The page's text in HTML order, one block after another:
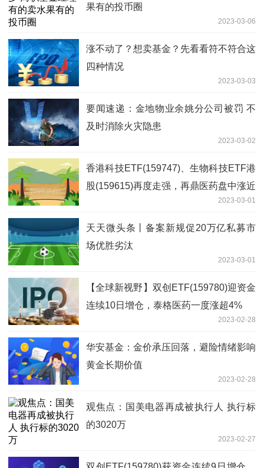
果有的投币圈
2023-03-06
涨不动了？想卖基金？先看看符不符合这
四种情况
2023-03-03
要闻速递：金地物业余姚分公司被罚 不
及时消除火灾隐患
2023-03-02
香港科技ETF(159747)、生物科技ETF港
股(159615)再度走强，再鼎医药盘中涨近
2023-03-01
天天微头条丨备案新规促20万亿私募市
场优胜劣汰
2023-03-01
【全球新视野】双创ETF(159780)迎资金
连续10日增仓，泰格医药一度涨超4%
2023-02-28
华安基金：金价承压回落，避险情绪影响
黄金长期价值
2023-02-28
观焦点：国美电器再成被执行人 执行标
的3020万
2023-02-27